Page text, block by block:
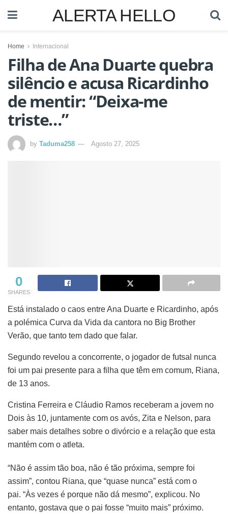
ALERTA HELLO
Home Internacional
Filha de Ana Duarte quebra
silêncio e acusa Ricardinho
de mentir: “Deixa-me
triste…”
by Taduma258 Agosto 27, 2025
0
SHARES
Está instalado o caos entre Ana Duarte e Ricardinho, após
a polémica Curva da Vida da cantora no Big Brother
Verão, que tanto tem dado que falar.
Segundo revelou a concorrente, o jogador de futsal nunca
foi um pai presente para a filha que têm em comum, Riana,
de 13 anos.
Cristina Ferreira e Cláudio Ramos receberam a jovem no
Dois às 10, juntamente com os avós, Zita e Nelson, para
saber mais detalhes sobre o divórcio e a relação que esta
mantém com o atleta.
“Não é assim tão boa, não é tão próxima, sempre foi
assim”, contou Riana, que “quase nunca” está com o
pai. “Às vezes é porque não dá mesmo”, explicou. No
entanto, gostava que o pai fosse “muito mais” próximo.